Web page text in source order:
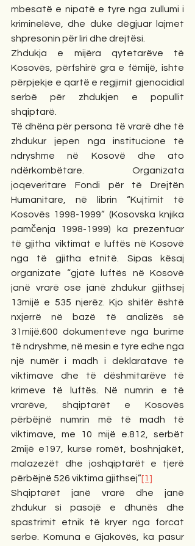
mbesatë e nipatë e tyre nga zullumi i
kriminelëve, dhe duke dëgjuar lajmet
shpresonin për liri dhe drejtësi.
Zhdukja e mijëra qytetarëve të
Kosovës, përfshirë gra e fëmijë, ishte
përpjekje e qartë e regjimit gjenocidial
serbë për zhdukjen e popullit
shqiptarë.
Të dhëna për persona të vrarë dhe të
zhdukur jepen nga institucione të
ndryshme në Kosovë dhe ato
ndërkombëtare. Organizata
joqeveritare Fondi për të Drejtën
Humanitare, në librin “Kujtimit të
Kosovës 1998-1999” (Kosovska knjika
pamčenja 1998-1999) ka prezentuar
të gjitha viktimat e luftës në Kosovë
nga të gjitha etnitë. Sipas kësaj
organizate “gjatë luftës në Kosovë
janë vrarë ose janë zhdukur gjithsej
13mijë e 535 njerëz. Kjo shifër është
nxjerrë në bazë të analizës së
31mijë.600 dokumenteve nga burime
të ndryshme, në mesin e tyre edhe nga
një numër i madh i deklaratave të
viktimave dhe të dëshmitarëve të
krimeve të luftës. Në numrin e të
vrarëve, shqiptarët e Kosovës
përbëjnë numrin më të madh të
viktimave, me 10 mijë e.812, serbët
2mijë e197, kurse romët, boshnjakët,
malazezët dhe joshqiptarët e tjerë
përbëjnë 526 viktima gjithsej”[1]
Shqiptarët janë vrarë dhe janë
zhdukur si pasojë e dhunës dhe
spastrimit etnik të kryer nga forcat
serbe. Komuna e Gjakovës, ka pasur